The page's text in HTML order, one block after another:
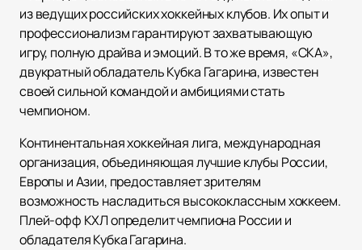
из ведущих российских хоккейных клубов. Их опыт и
профессионализм гарантируют захватывающую
игру, полную драйва и эмоций. В то же время, «СКА»,
двукратный обладатель Кубка Гагарина, известен
своей сильной командой и амбициями стать
чемпионом.
Континентальная хоккейная лига, международная
организация, объединяющая лучшие клубы России,
Европы и Азии, предоставляет зрителям
возможность насладиться высококлассным хоккеем.
Плей-офф КХЛ определит чемпиона России и
обладателя Кубка Гагарина.